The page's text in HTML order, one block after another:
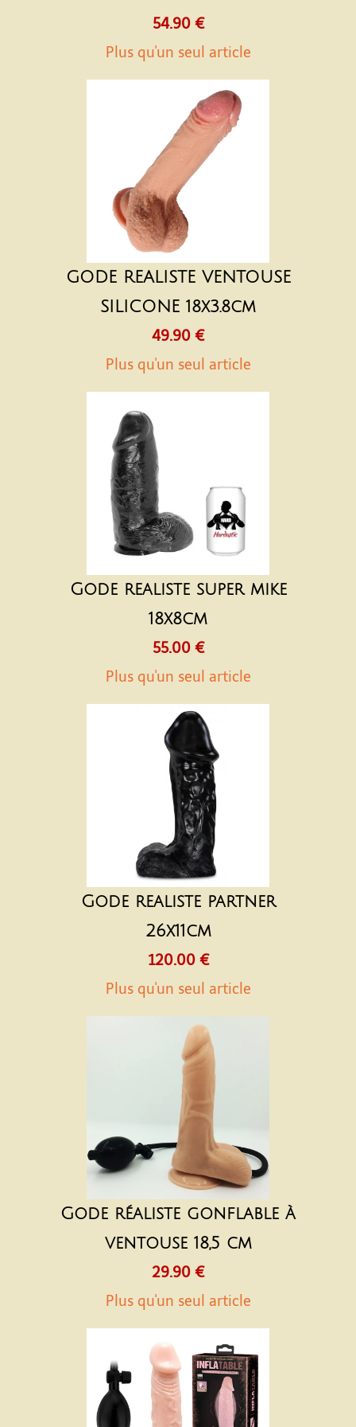
54.90 €
Plus qu'un seul article
GODE REALISTE VENTOUSE
SILICONE 18x3.8cm
49.90 €
Plus qu'un seul article
Gode realiste super mike
18x8cm
55.00 €
Plus qu'un seul article
Gode realiste partner
26x11cm
120.00 €
Plus qu'un seul article
Gode réaliste gonflable à
ventouse 18,5 cm
29.90 €
Plus qu'un seul article